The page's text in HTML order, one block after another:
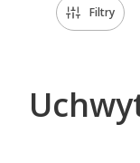
Filtry